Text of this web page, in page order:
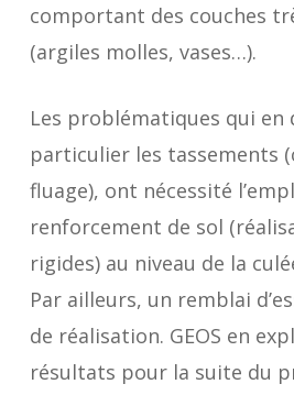
comportant des couches
(argiles molles, vases…).
Les problématiques qui en
particulier les tassements
fluage), ont nécessité
renforcement de sol
rigides) au niveau de la
Par ailleurs, un remblai
de réalisation. GEOS en
résultats pour la suite du